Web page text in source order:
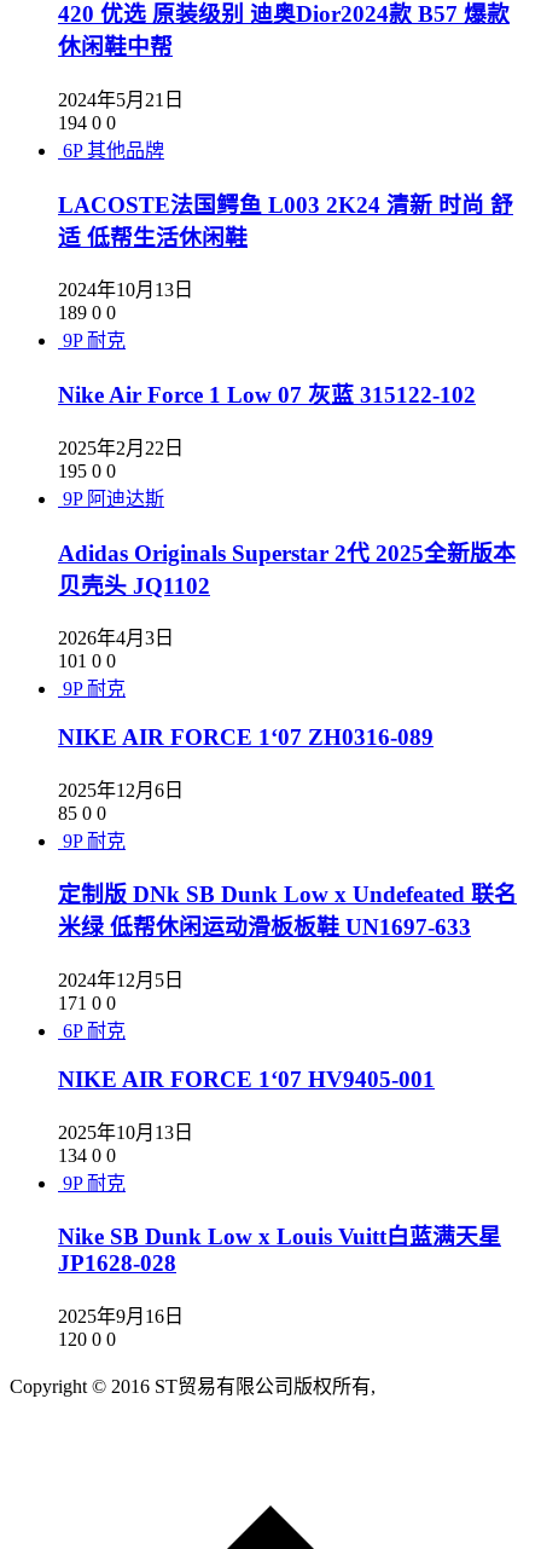
420 优选 原装级别 迪奥Dior2024款 B57 爆款
休闲鞋中帮
2024年5月21日
194 0 0
6P 其他品牌
LACOSTE法国鳄鱼 L003 2K24 清新 时尚 舒
适 低帮生活休闲鞋
2024年10月13日
189 0 0
9P 耐克
Nike Air Force 1 Low 07 灰蓝 315122-102
2025年2月22日
195 0 0
9P 阿迪达斯
Adidas Originals Superstar 2代 2025全新版本
贝壳头 JQ1102
2026年4月3日
101 0 0
9P 耐克
NIKE AIR FORCE 1‘07 ZH0316-089
2025年12月6日
85 0 0
9P 耐克
定制版 DNk SB Dunk Low x Undefeated 联名
米绿 低帮休闲运动滑板板鞋 UN1697-633
2024年12月5日
171 0 0
6P 耐克
NIKE AIR FORCE 1‘07 HV9405-001
2025年10月13日
134 0 0
9P 耐克
Nike SB Dunk Low x Louis Vuitt白蓝满天星
JP1628-028
2025年9月16日
120 0 0
Copyright © 2016 ST贸易有限公司版权所有,